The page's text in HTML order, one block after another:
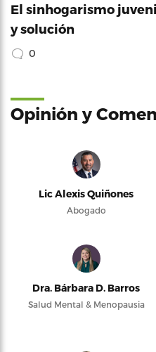
El sinhogarismo
y solución
0
Opinión y
Lic Alexis Quiñones
Abogado
Dra. Bárbara D. Barros
Salud Mental & Menopausia